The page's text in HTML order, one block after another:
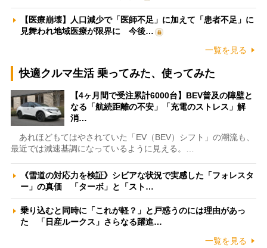
【医療崩壊】人口減少で「医師不足」に加えて「患者不足」に
見舞われ地域医療が限界に 今後…
一覧を見る
快適クルマ生活 乗ってみた、使ってみた
【4ヶ月間で受注累計6000台】BEV普及の障壁と
なる「航続距離の不安」「充電のストレス」解
消…
あれほどもてはやされていた「EV（BEV）シフト」の潮流も、
最近では減速基調になっているように見える。…
《雪道の対応力を検証》シビアな状況で実感した「フォレスタ
ー」の真価 「ターボ」と「スト…
乗り込むと同時に「これが軽？」と戸惑うのには理由があっ
た 「日産ルークス」さらなる躍進…
一覧を見る